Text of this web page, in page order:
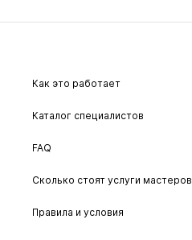
Как это работает
Каталог специалистов
FAQ
Сколько стоят услуги мастеров
Правила и условия